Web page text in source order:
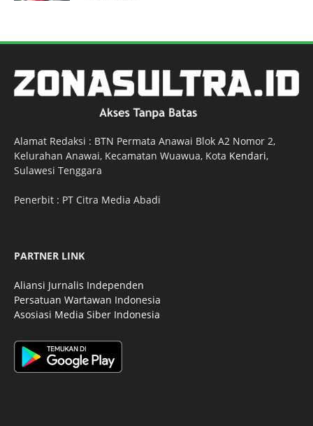
Alamat Redaksi : BTN Permata Anawai Blok A2 Nomor 2,
Kelurahan Anawai, Kecamatan Wuawua, Kota Kendari,
Sulawesi Tenggara
Penerbit : PT Citra Media Abadi
PARTNER LINK
Aliansi Jurnalis Independen
Persatuan Wartawan Indonesia
Asosiasi Media Siber Indonesia